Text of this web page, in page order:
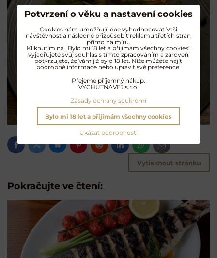
FacebookTwitterBlueskyPinterestRedditLinkedInWhatsApp
E-
mail
Vytisknout stránku
Pokračujte ve čtení:
Potvrzení o věku a nastavení cookies
Cookies nám umožňují lépe vyhodnocovat Vaši
návštěvnost a následně přizpůsobit reklamu třetích stran
přímo na míru.
Kliknutím na „Bylo mi 18 let a přijimám všechny cookies"
vyjadřujete svůj souhlas s tímto zpracováním a zároveň
potvrzujete, že Vám již bylo 18 let. Níže můžete najít
podrobné informace nebo upravit své preference.
Přejeme příjemný nákup.
VYCHUTNAVEJ s.r.o.
Zásady ochrany soukromí
Ukázat podrobnosti
Bylo mi 18 let a přijimám všechny cookies